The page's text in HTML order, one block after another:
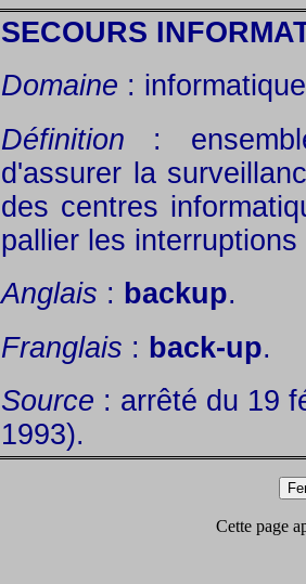
SECOURS
Domaine :
Définition :
d'assurer la
des centres
pallier les
Anglais : backup.
Franglais : back-up.
Source : arrêté du 19
1993).
Cette page